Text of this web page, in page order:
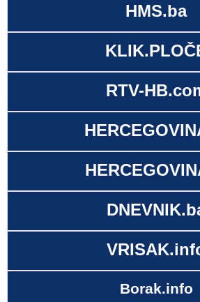
HMS.ba
RTV-
Borak.info